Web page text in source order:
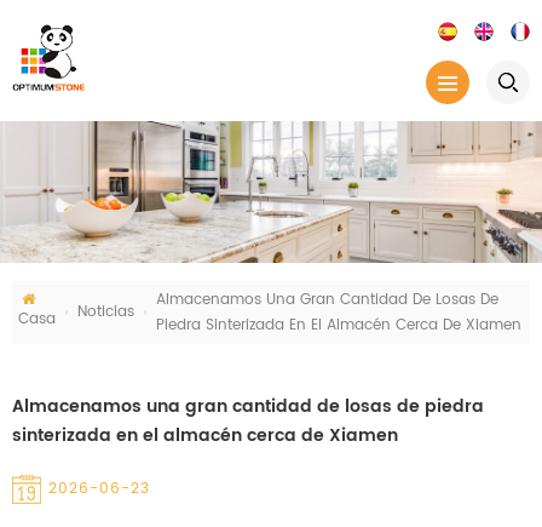
Casa Noticias
Almacenamos Una Gran Cantidad De Losas De
Piedra Sinterizada En El Almacén Cerca De Xiamen
Almacenamos una gran cantidad de losas de piedra
sinterizada en el almacén cerca de Xiamen
2026-06-23